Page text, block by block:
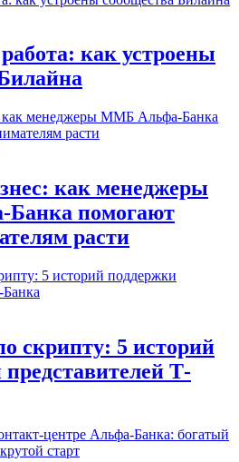
как устроены
как менеджеры
помогают
расти
скрипту: 5 историй
Т-